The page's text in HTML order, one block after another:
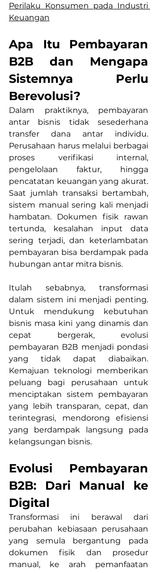
Perilaku Konsumen pada Industri
Keuangan
Apa Itu Pembayaran
B2B dan Mengapa
Sistemnya Perlu
Berevolusi?
Dalam praktiknya, pembayaran
antar bisnis tidak sesederhana
transfer dana antar individu.
Perusahaan harus melalui berbagai
proses verifikasi internal,
pengelolaan faktur, hingga
pencatatan keuangan yang akurat.
Saat jumlah transaksi bertambah,
sistem manual sering kali menjadi
hambatan. Dokumen fisik rawan
tertunda, kesalahan input data
sering terjadi, dan keterlambatan
pembayaran bisa berdampak pada
hubungan antar mitra bisnis.
Itulah sebabnya, transformasi
dalam sistem ini menjadi penting.
Untuk mendukung kebutuhan
bisnis masa kini yang dinamis dan
cepat bergerak, evolusi
pembayaran B2B menjadi pondasi
yang tidak dapat diabaikan.
Kemajuan teknologi memberikan
peluang bagi perusahaan untuk
menciptakan sistem pembayaran
yang lebih transparan, cepat, dan
terintegrasi, mendorong efisiensi
yang berdampak langsung pada
kelangsungan bisnis.
Evolusi Pembayaran
B2B: Dari Manual ke
Digital
Transformasi ini berawal dari
perubahan kebiasaan perusahaan
yang semula bergantung pada
dokumen fisik dan prosedur
manual, ke arah pemanfaatan